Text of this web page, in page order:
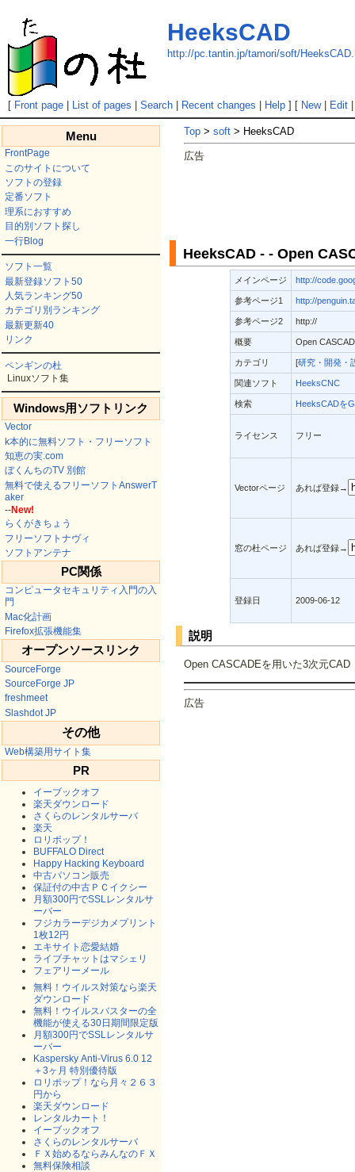
HeeksCAD
http://pc.tantin.jp/tamori/soft/
[ Front page| List of pages Search| Recent changes Help] [ New| Edit
Menu
FrontPage
このサイトについて
ソフトの登録
定番ソフト
理系におすすめ
目的別ソフト探し
一行Blog
ソフト一覧
最新登録ソフト50
人気ランキング50
カテゴリ別ランキング
最新更新40
リンク
ペンギンの杜
Linuxソフト集
Windows用ソフトリンク
Vector
k本的に無料ソフト・フリーソフト
知恵の実.com
ぼくんちのTV 別館
無料で使えるフリーソフトAnswerT
aker
--New!
らくがきちょう
フリーソフトナヴィ
ソフトアンテナ
PC関係
コンピュータセキュリティ入門の入
門
Mac化計画
Firefox拡張機能集
オープンソースリンク
SourceForge
SourceForge JP
freshmeet
Slashdot JP
その他
Web構築用サイト集
PR
イーブックオフ
楽天ダウンロード
さくらのレンタルサーバ
楽天
ロリポップ！
BUFFALO Direct
Happy Hacking Keyboard
中古パソコン販売
保証付の中古ＰＣイクシー
月額300円でSSLレンタルサ
ーバー
フジカラーデジカメプリント
1枚12円
エキサイト恋愛結婚
ライブチャットはマシェリ
フェアリーメール
無料！ウイルス対策なら楽天
ダウンロード
無料！ウイルスバスターの全
機能が使える30日期間限定版
月額300円でSSLレンタルサ
ーバー
Kaspersky Anti-Virus 6.0 12
＋3ヶ月 特別優待版
ロリポップ！なら月々２６３
円から
楽天ダウンロード
レンタルカート！
イーブックオフ
さくらのレンタルサーバ
ＦＸ始めるならみんなのＦＸ
無料保険相談
Top > soft > HeeksCAD
広告
HeeksCAD - - Open
メインページ http://
参考ページ1 http://
参考ページ2 http://
概要 Open
カテゴリ [研究・開発・
関連ソフト HeeksCNC
検索 HeeksCADを
ライセンス フリー
Vectorページ あれば登録→
窓の杜ページ あれば登録→
登録日 2009-06-12
説明
Open CASCADEを用いた3次元CAD
広告